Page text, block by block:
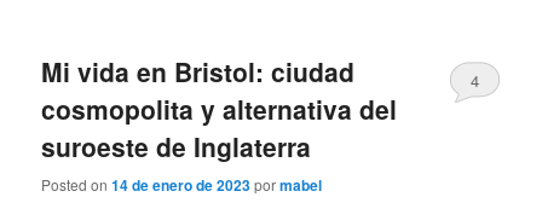
Mi vida en Bristol: ciudad
cosmopolita y alternativa del
suroeste de Inglaterra
Posted on14 de enero de 2023pormabel
4